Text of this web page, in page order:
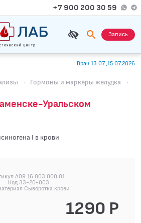
+7 900 200 30 59
Запись
Врач 13.07.,15.07.2026
· Гормоны и маркёры желудка
·
Уральском
I в крови
A09.16.003.000.01
Код 33-20-003
Сыворотка крови
1290 Р